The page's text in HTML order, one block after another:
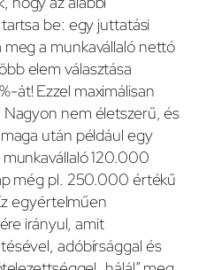
be: egy juttatási
a munkavállaló nettó
elem választása
át! Ezzel maximálisan
nem életszerű, és
után például egy
120.000
még pl. 250.000 értékű
egyértelműen
irányul, amit
adóbírsággal és